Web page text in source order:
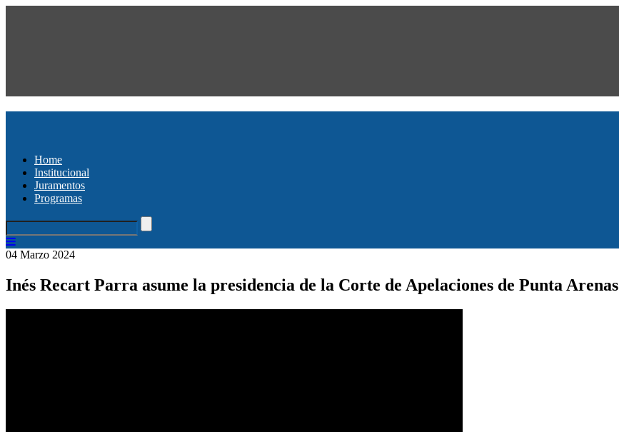
Home
Institucional
Juramentos
Programas
04 Marzo 2024
Inés Recart Parra asume la presidencia de la Corte de Apelaciones de Punta Arenas